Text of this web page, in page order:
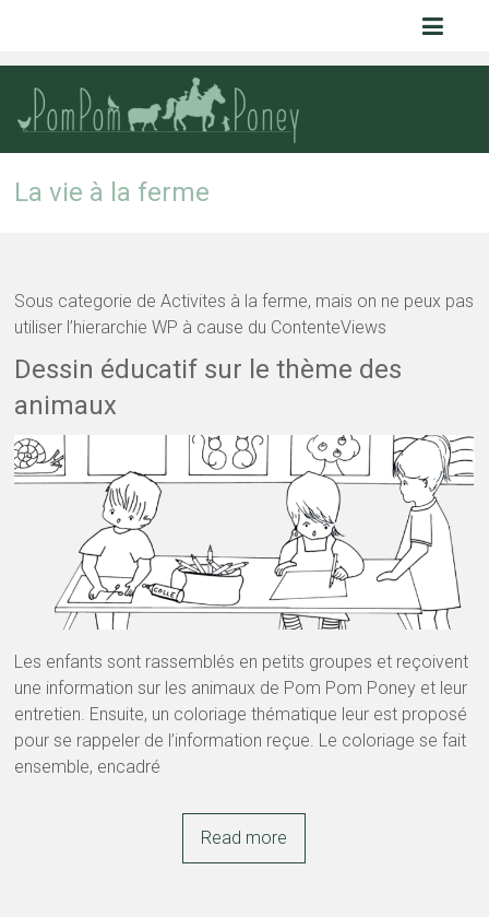
La vie à la ferme
Sous categorie de Activites à la ferme, mais on ne peux pas
utiliser l’hierarchie WP à cause du ContenteViews
Dessin éducatif sur le thème des
animaux
Les enfants sont rassemblés en petits groupes et reçoivent
une information sur les animaux de Pom Pom Poney et leur
entretien. Ensuite, un coloriage thématique leur est proposé
pour se rappeler de l’information reçue. Le coloriage se fait
ensemble, encadré
Read more